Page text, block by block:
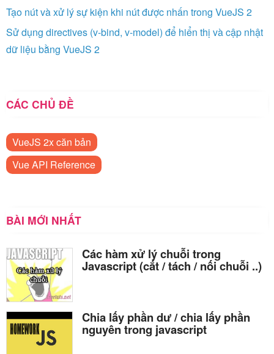
Tạo nút và xử lý sự kiện khi nút được nhấn trong VueJS 2
Sử dụng directives (v-bind, v-model) để hiển thị và cập nhật
dữ liệu bằng VueJS 2
CÁC CHỦ ĐỀ
VueJS 2x căn bản
Vue API Reference
BÀI MỚI NHẤT
Các hàm xử lý chuỗi trong
Javascript (cắt / tách / nối chuỗi ..)
Chia lấy phần dư / chia lấy phần
nguyên trong javascript